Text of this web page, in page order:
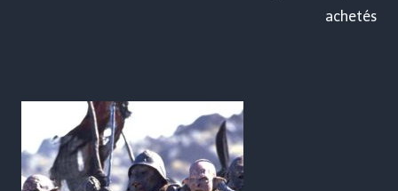
achetés